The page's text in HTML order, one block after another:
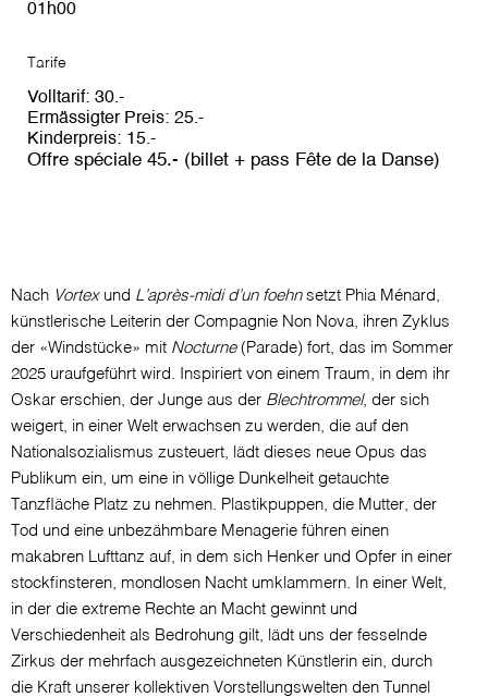
01h00
Tarife
Volltarif 30
Ermässigter Preis 25
Kinderpreis
15
Offre spéciale 45.- (billet + pass Fête de la Danse)
Nach Vortex und L’après-midi d’un foehnsetzt Phia Ménard,
künstlerische Leiterin der Compagnie Non Nova, ihren Zyklus
der «Windstücke» mit Nocturne(Parade) fort, das im Sommer
2025 uraufgeführt wird. Inspiriert von einem Traum, in dem ihr
Oskar erschien, der Junge aus der Blechtrommel, der sich
weigert, in einer Welt erwachsen zu werden, die auf den
Nationalsozialismus zusteuert, lädt dieses neue Opus das
Publikum ein, um eine in völlige Dunkelheit getauchte
Tanzfläche Platz zu nehmen. Plastikpuppen, die Mutter, der
Tod und eine unbezähmbare Menagerie führen einen
makabren Lufttanz auf, in dem sich Henker und Opfer in einer
stockfinsteren, mondlosen Nacht umklammern. In einer Welt,
in der die extreme Rechte an Macht gewinnt und
Verschiedenheit als Bedrohung gilt, lädt uns der fesselnde
Zirkus der mehrfach ausgezeichneten Künstlerin ein, durch
die Kraft unserer kollektiven Vorstellungswelten den Tunnel